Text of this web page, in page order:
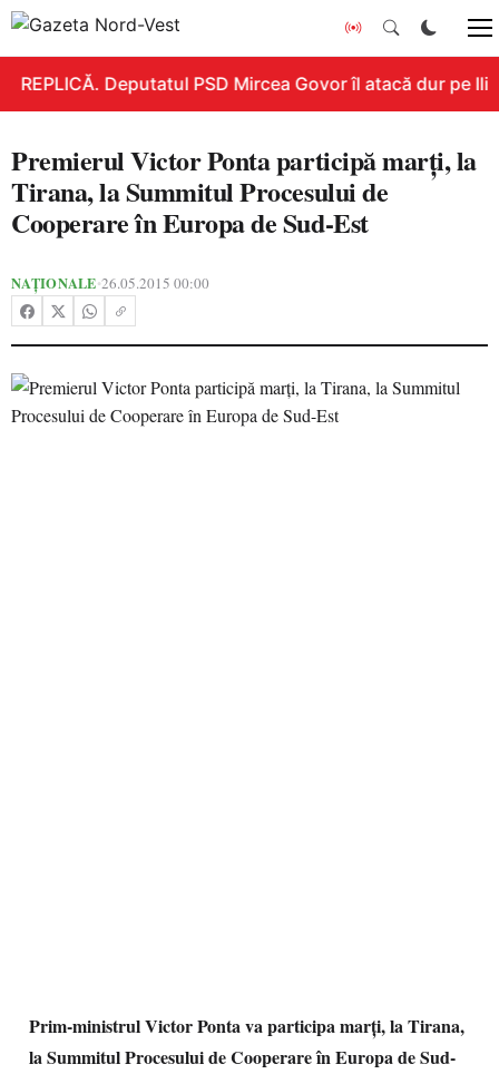
REPLICĂ. Deputatul PSD Mircea Govor îl atacă dur pe
Premierul Victor Ponta participă marți, la
Tirana, la Summitul Procesului de
Cooperare în Europa de Sud-Est
NAȚIONALE•26.05.2015 00:00
Prim-ministrul Victor Ponta va participa marți, la Tirana,
la Summitul Procesului de Cooperare în Europa de Sud-